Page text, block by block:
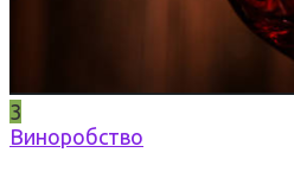
3
Виноробство